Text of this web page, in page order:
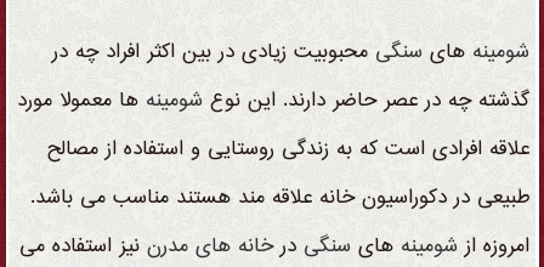
شومینه های سنگی محبوبیت زیادی در بین اکثر افراد چه در
گذشته چه در عصر حاضر دارند. این نوع شومینه ها معمولا مورد
علاقه افرادی است که به زندگی روستایی و استفاده از مصالح
طبیعی در دکوراسیون خانه علاقه مند هستند مناسب می باشد.
امروزه ازشومینه های سنگی درخانه های مدرننیز استفاده می